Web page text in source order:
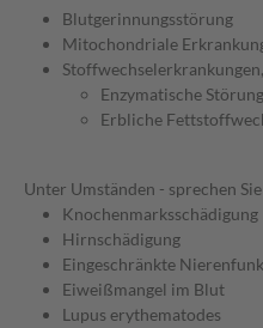
Blutgerinnungsstörung
Mitochondriale
Enzymatische
Erbliche
Unter Umständen - sprechen
Knochenmarksschädigung
Hirnschädigung
Eingeschränkte
Eiweißmangel im Blut
Lupus erythematodes